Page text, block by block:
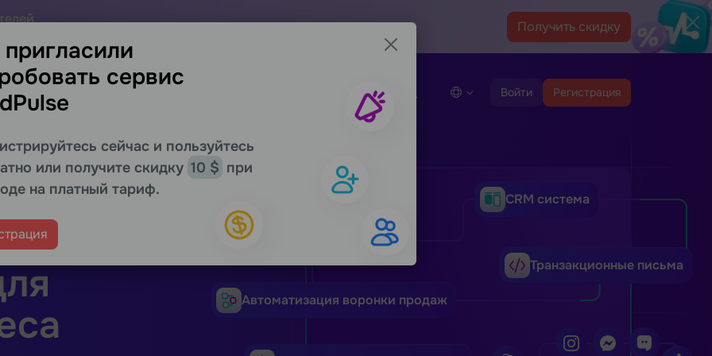
выгоднее
Получить скидку
Войти Регистрация
Поддержка Ресурсы Запросить демо
сервис
сейчас и пользуйтесь
или получите скидку 10 $ при
на платный тариф.
CRM система
Транзакционные письма
Автоматизация воронки продаж